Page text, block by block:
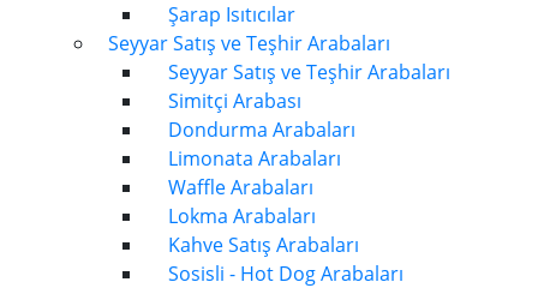
Şarap Isıtıcılar
Seyyar Satış ve Teşhir Arabaları
Seyyar Satış ve Teşhir Arabaları
Simitçi Arabası
Dondurma Arabaları
Limonata Arabaları
Waffle Arabaları
Lokma Arabaları
Kahve Satış Arabaları
Sosisli - Hot Dog Arabaları